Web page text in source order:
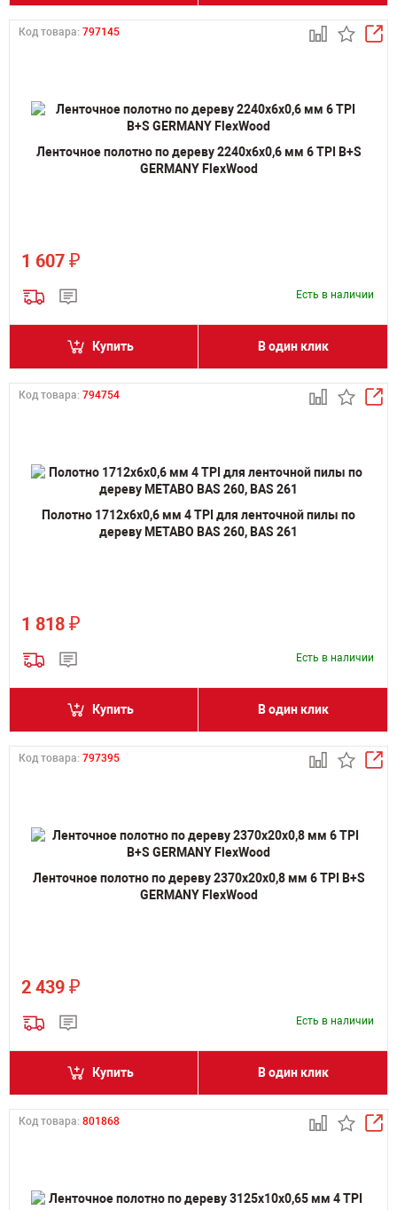
Код товара: 797145
Ленточное полотно по дереву 2240х6х0,6 мм 6 TPI B+S
GERMANY FlexWood
1 607 ₽
Есть в наличии
Купить В один клик
Код товара: 794754
Полотно 1712х6х0,6 мм 4 TPI для ленточной пилы по
дереву METABO BAS 260, BAS 261
1 818 ₽
Есть в наличии
Купить В один клик
Код товара: 797395
Ленточное полотно по дереву 2370х20х0,8 мм 6 TPI B+S
GERMANY FlexWood
2 439 ₽
Есть в наличии
Купить В один клик
Код товара: 801868